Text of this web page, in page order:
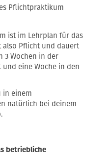
Pflichtpraktikum
ist im Lehrplan für das
also Pflicht und dauert
3 Wochen in der
eine Woche in den
in einem
natürlich bei deinem
betriebliche